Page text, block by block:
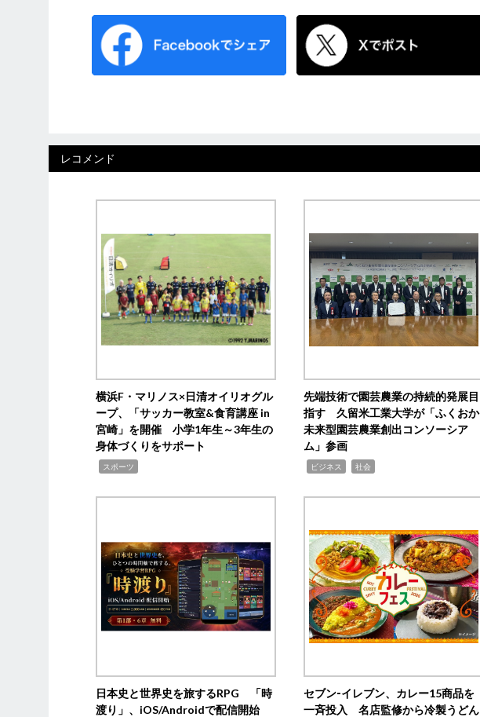
レコメンド
横浜F・マリノス×日清オイリオグル
ープ、「サッカー教室&食育講座 in
宮崎」を開催 小学1年生～3年生の
身体づくりをサポート
スポーツ
先端技術で園芸農業の持続的発展目
指す 久留米工業大学が「ふくおか
未来型園芸農業創出コンソーシア
ム」参画
ビジネス 社会
日本史と世界史を旅するRPG 「時
渡り」、iOS/Androidで配信開始
セブン‐イレブン、カレー15商品を
一斉投入 名店監修から冷製うどん